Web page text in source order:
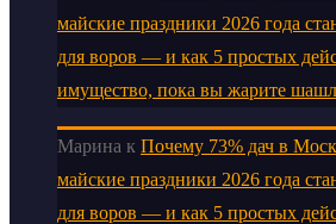
майские праздники 2026 года
для воров — и как 5 простых
имущество, пока вы жарите
Марина к Почему 73% дач в
майские праздники 2026 года
для воров — и как 5 простых